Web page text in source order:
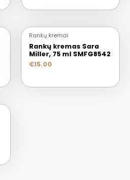
Rankų kremai
Rankų kremas Sara
Miller, 75 ml SMFG8542
€15.00